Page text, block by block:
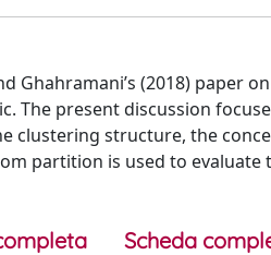
Ghahramani’s (2018)
The present discussion
clustering structure, the
partition is used to evaluate
Scheda